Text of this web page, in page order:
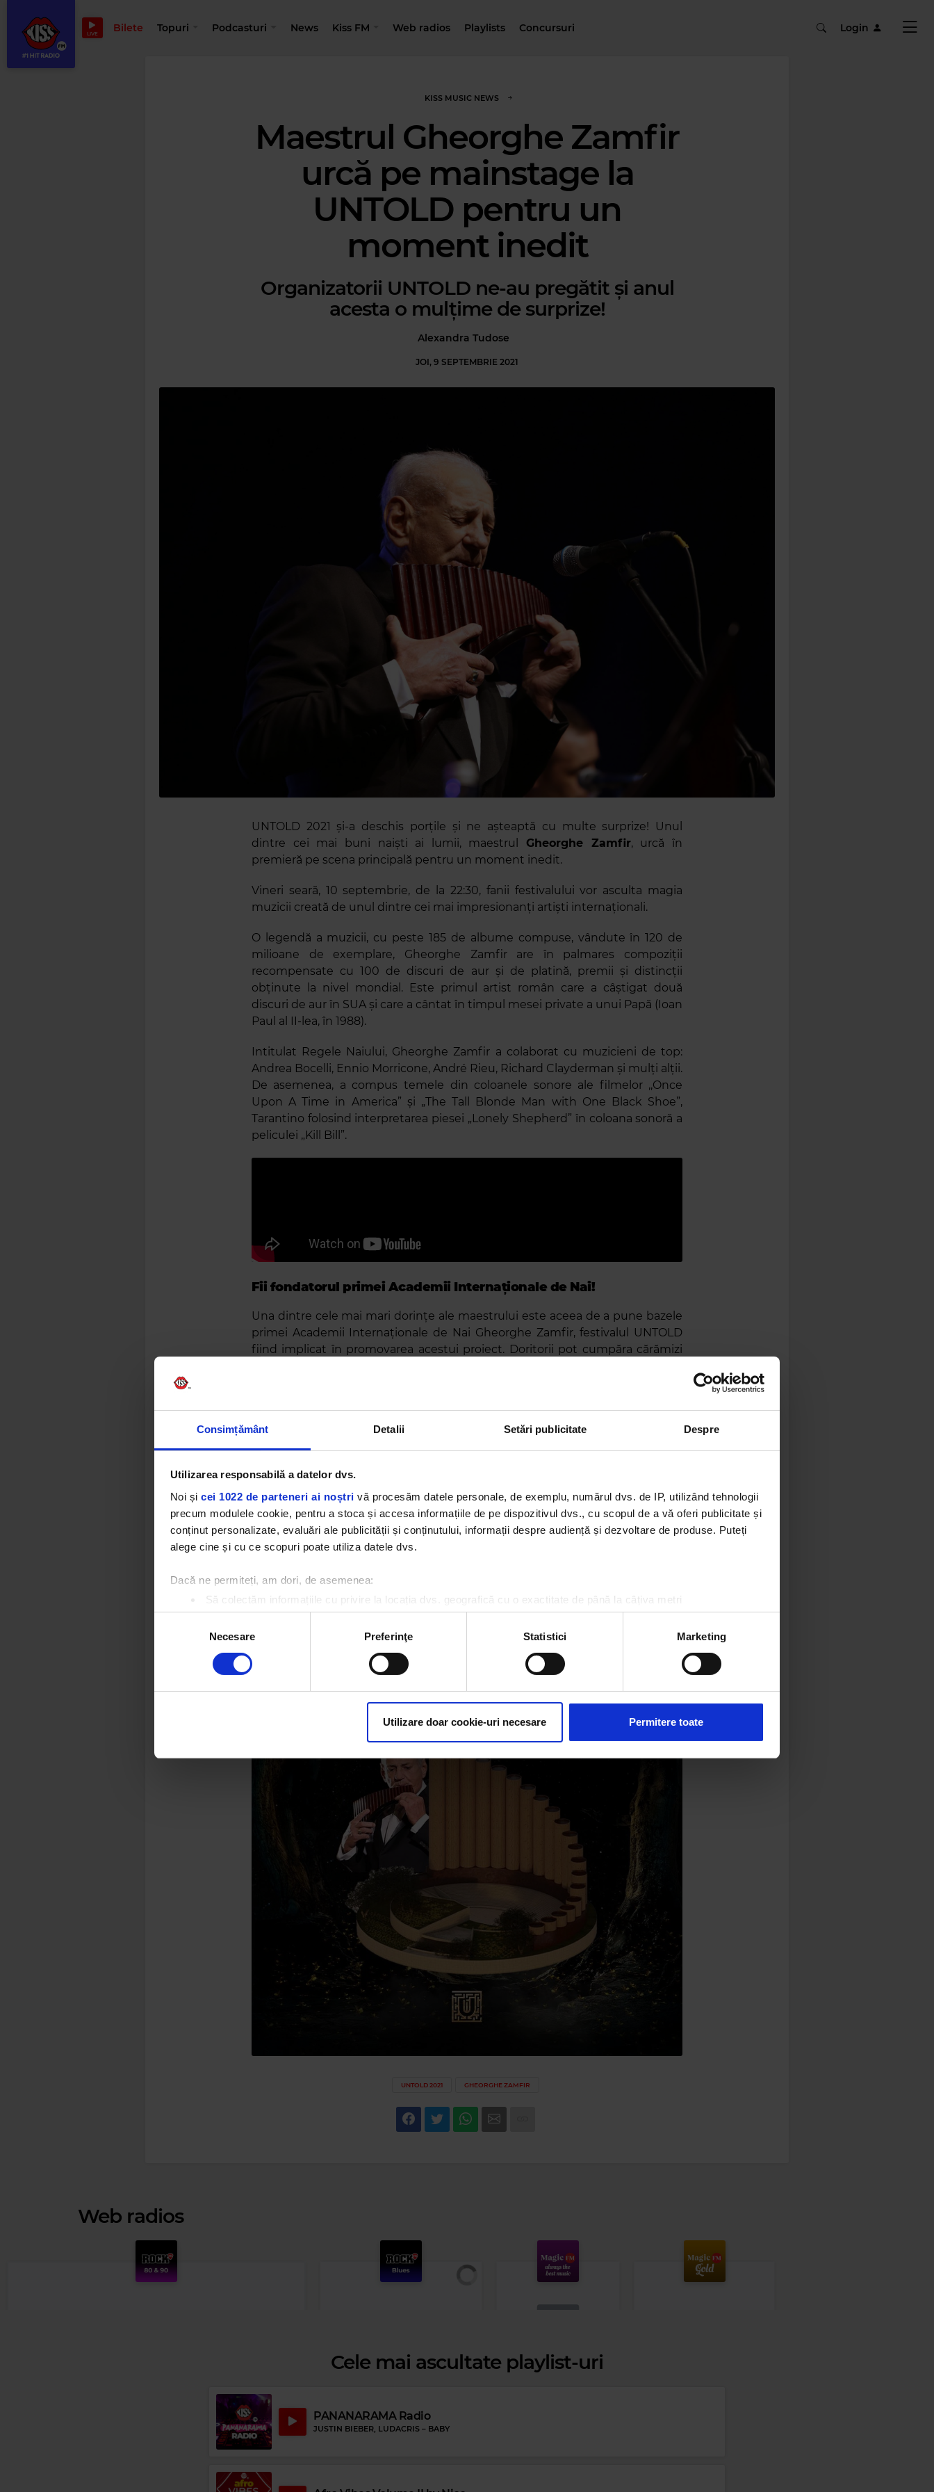
Consimțământ Detalii Setări publicitate Despre
Utilizarea responsabilă a datelor dvs.
Noi și cei 1022 de parteneri ai noștri vă procesăm datele personale, de exemplu, numărul dvs. de IP, utilizând tehnologii
precum modulele cookie, pentru a stoca și accesa informațiile de pe dispozitivul dvs., cu scopul de a vă oferi publicitate și
conținut personalizate, evaluări ale publicității și conținutului, informații despre audiență și dezvoltare de produse. Puteți
alege cine și cu ce scopuri poate utiliza datele dvs.
Dacă ne permiteți, am dori, de asemenea:
Să colectăm informațiile cu privire la locația dvs. geografică cu o exactitate de până la câțiva metri
Să vă identificăm dispozitivul scanândul-l în mod activ după caracteristici specifice (amprentare)
Găsiți mai multe informații despre procesarea datelor dvs. personale și configurați-vă preferințele la
secțiunea cu detalii
Vă puteți modifica sau retrage oricând acordul din Declarația despre modulele cookie.
traficul. De asemenea, le oferim partenerilor de rețele sociale, de publicitate și de analize informații cu privire la modul în
care folosiți site-ul nostru. Aceștia le pot combina cu alte informații oferite de dvs. sau culese în urma folosirii serviciilor
consimțământului
Necesare Preferinţe Statistici Marketing
Utilizare doar cookie-uri necesare Permitere toate
LIVE Bilete Topuri Podcasturi News Kiss FM Web radios Playlists Concursuri Login
KISS MUSIC NEWS
Maestrul Gheorghe Zamfir
urcă pe mainstage la
UNTOLD pentru un
moment inedit
Organizatorii UNTOLD ne-au pregătit și anul
acesta o mulțime de surprize!
Alexandra Tudose
JOI, 9 SEPTEMBRIE 2021
UNTOLD 2021 și-a deschis porțile și ne așteaptă cu multe surprize! Unul
dintre cei mai buni naiști ai lumii, maestrul Gheorghe Zamfir, urcă în
premieră pe scena principală pentru un moment inedit.
Vineri seară, 10 septembrie, de la 22:30, fanii festivalului vor asculta magia
muzicii creată de unul dintre cei mai impresionanți artiști internaționali.
O legendă a muzicii, cu peste 185 de albume compuse, vândute în 120 de
milioane de exemplare, Gheorghe Zamfir are în palmares compoziții
recompensate cu 100 de discuri de aur și de platină, premii și distincții
obținute la nivel mondial. Este primul artist român care a câștigat două
discuri de aur în SUA și care a cântat în timpul mesei private a unui Papă (Ioan
Paul al II-lea, în 1988).
Intitulat Regele Naiului, Gheorghe Zamfir a colaborat cu muzicieni de top:
Andrea Bocelli, Ennio Morricone, André Rieu, Richard Clayderman și mulți alții.
De asemenea, a compus temele din coloanele sonore ale filmelor ,,Once
Upon A Time in America” și „The Tall Blonde Man with One Black Shoe”,
Tarantino folosind interpretarea piesei „Lonely Shepherd” în coloana sonoră a
peliculei „Kill Bill”.
Fii fondatorul primei Academii Internaționale de Nai!
Una dintre cele mai mari dorințe ale maestrului este aceea de a pune bazele
primei Academii Internaționale de Nai Gheorghe Zamfir, festivalul UNTOLD
fiind implicat în promovarea acestui proiect. Doritorii pot cumpăra cărămizi
Cei care le vor achiziționa își vor vedea numele în calitate de fondatori
,,plutind” în zona Amfiteatrului Academiei cu ajutorul tehnologiei AR
(Realitate Augmentată).
După UNTOLD, va fi lansată și o colecție de NFT-uri (Non Fungible Tokes)
rezultată din momentele memorabile create de Gheorghe Zamfir.
UNTOLD 2021 GHEORGHE ZAMFIR
Web radios
Cele mai ascultate playlist-uri
PANANARAMA Radio
JUSTIN BIEBER, LUDACRIS – BABY